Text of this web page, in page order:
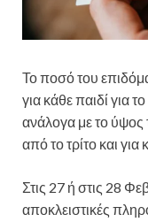
Το ποσό του
για κάθε παιδί για
ανάλογα με το ύψος
από το τρίτο και
Στις 27 ή στις 28
αποκλειστικές